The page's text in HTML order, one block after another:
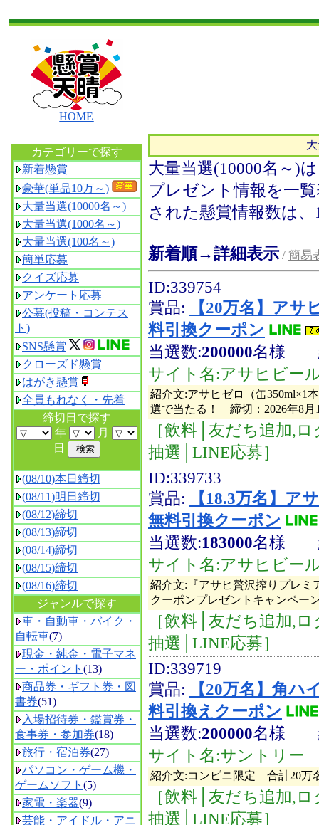
HOME
カテゴリーで探す
新着懸賞
豪華(単品10万～)
大量当選(10000名～)
大量当選(1000名～)
大量当選(100名～)
簡単応募
クイズ応募
アンケート応募
公募(投稿・コンテス
ト)
SNS懸賞
クローズド懸賞
はがき懸賞
全員もれなく・先着
締切日で探す
年
月
日
(08/10)本日締切
(08/11)明日締切
(08/12)締切
(08/13)締切
(08/14)締切
(08/15)締切
(08/16)締切
ジャンルで探す
車・自動車・バイク・
自転車(7)
現金・純金・電子マネ
ー・ポイント (13)
商品券・ギフト券・図
書券(51)
入場招待券・鑑賞券・
食事券・参加券(18)
旅行・宿泊券(27)
パソコン・ゲーム機・
ゲームソフト (5)
家電・楽器(9)
芸能・アイドル・アニ
大量当選(10000名～)
プレゼント情報を一
された懸賞情報数は
新着順→詳細表示 / 簡易
ID:339754
賞品:
【20万名】ア
料引換クーポン
当選数:200000名様
サイト名:アサヒビー
紹介文:アサヒゼロ（缶350ml×1
選で当たる！ 締切：2026年8月
［飲料│友だち追加,
抽選│LINE応募］
ID:339733
賞品:
【18.3万名】ア
無料引換クーポン
当選数:183000名様
サイト名:アサヒビー
紹介文:『アサヒ贅沢搾りプレミ
クーポンプレゼントキャンペー
［飲料│友だち追加,
抽選│LINE応募］
ID:339719
賞品:
【20万名】角ハ
料引換えクーポン
当選数:200000名様
サイト名:サントリー
紹介文:コンビニ限定 合計20万
［飲料│友だち追加,
抽選│LINE応募］